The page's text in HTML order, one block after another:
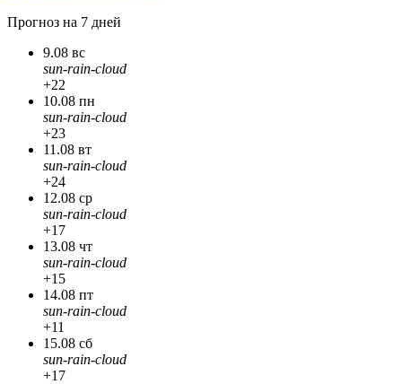
Прогноз на 7 дней
9.08 вс
sun-rain-cloud
+22
10.08 пн
sun-rain-cloud
+23
11.08 вт
sun-rain-cloud
+24
12.08 ср
sun-rain-cloud
+17
13.08 чт
sun-rain-cloud
+15
14.08 пт
sun-rain-cloud
+11
15.08 сб
sun-rain-cloud
+17